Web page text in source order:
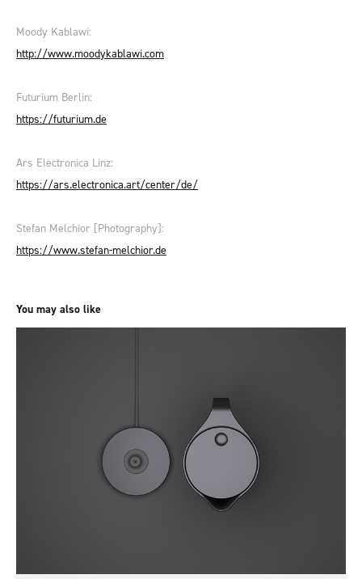
Moody Kablawi:
http://www.moodykablawi.com
Futurium Berlin:
https://futurium.de
Ars Electronica Linz:
https://ars.electronica.art/center/de/
Stefan Melchior [Photography]:
https://www.stefan-melchior.de
You may also like